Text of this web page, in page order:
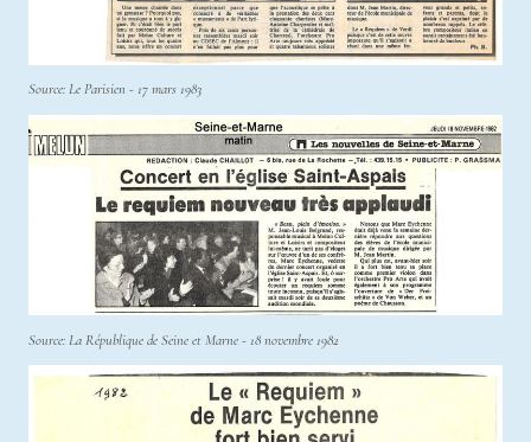
Source: Le Parisien - 17 mars 1983
Source: La République de Seine et Marne - 18 novembre 1982